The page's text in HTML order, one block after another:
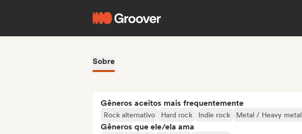
Sobre
Gêneros aceitos mais frequentemente
Rock alternativo Hard rock Indie rock Metal / Heavy metal
Gêneros que ele/ela ama